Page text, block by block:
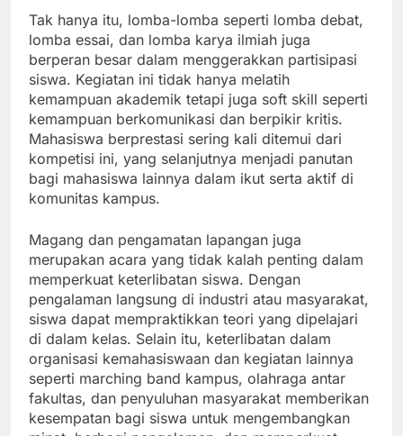
Tak hanya itu, lomba-lomba seperti lomba debat,
lomba essai, dan lomba karya ilmiah juga
berperan besar dalam menggerakkan partisipasi
siswa. Kegiatan ini tidak hanya melatih
kemampuan akademik tetapi juga soft skill seperti
kemampuan berkomunikasi dan berpikir kritis.
Mahasiswa berprestasi sering kali ditemui dari
kompetisi ini, yang selanjutnya menjadi panutan
bagi mahasiswa lainnya dalam ikut serta aktif di
komunitas kampus.
Magang dan pengamatan lapangan juga
merupakan acara yang tidak kalah penting dalam
memperkuat keterlibatan siswa. Dengan
pengalaman langsung di industri atau masyarakat,
siswa dapat mempraktikkan teori yang dipelajari
di dalam kelas. Selain itu, keterlibatan dalam
organisasi kemahasiswaan dan kegiatan lainnya
seperti marching band kampus, olahraga antar
fakultas, dan penyuluhan masyarakat memberikan
kesempatan bagi siswa untuk mengembangkan